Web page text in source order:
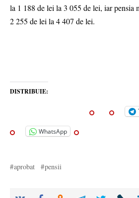
la 1 188 de lei la 3 055 de lei, iar pensia
2 255 de lei la 4 407 de lei.
DISTRIBUIE:
WhatsApp
aprobat pensii